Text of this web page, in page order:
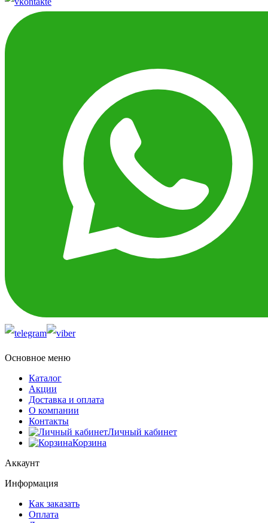
Основное меню
Каталог
Акции
Доставка и оплата
О компании
Контакты
Личный кабинет
Корзина
Аккаунт
Информация
Как заказать
Оплата